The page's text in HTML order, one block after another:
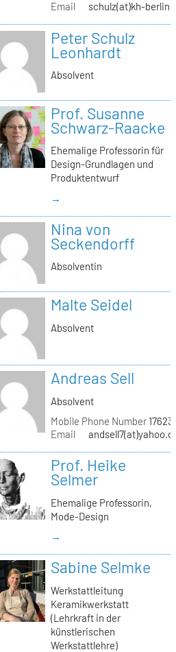
Email
schulz(at)kh-
Peter Schulz
Leonhardt
Absolvent
Prof. Susanne
Schwarz-Raacke
Ehemalige Professorin für
Design-Grundlagen und
Produktentwurf
→
Nina von
Seckendorff
Absolventin
Malte Seidel
Absolvent
Andreas Sell
Absolvent
Mobile Phone Number
Email
Prof. Heike
Selmer
Ehemalige Professorin,
Mode-Design
→
Sabine Selmke
Werkstattleitung
Keramikwerkstatt
(Lehrkraft in der
künstlerischen
Werkstattlehre)